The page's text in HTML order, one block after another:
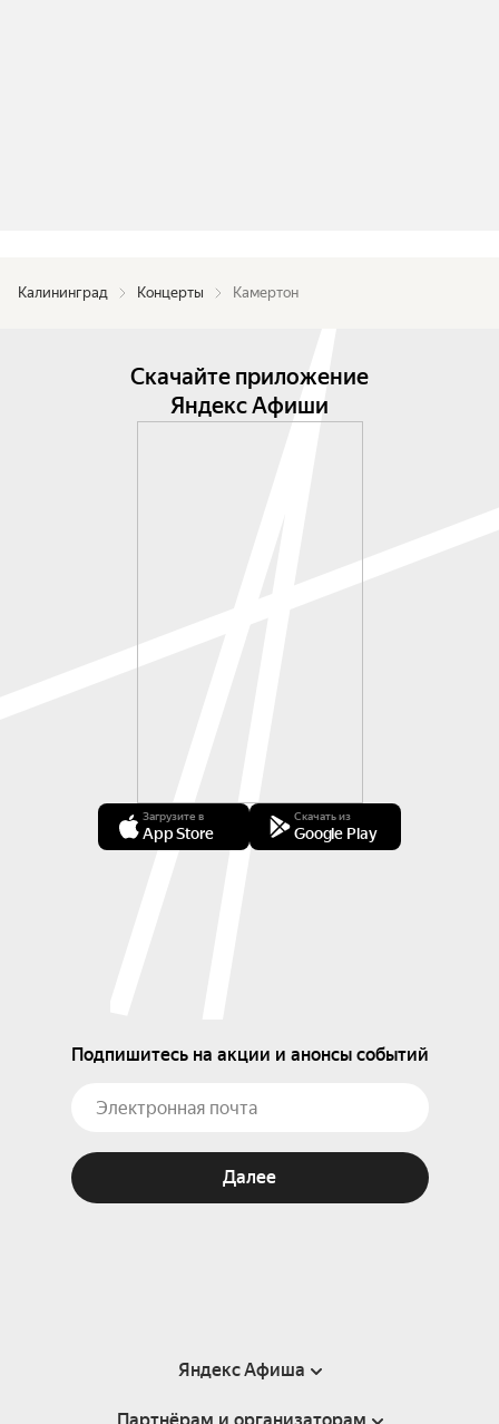
Калининград Концерты Камертон
Скачайте приложение
Яндекс Афиши
Загрузите в
App Store
Скачать из
Google Play
Подпишитесь на акции и анонсы событий
Далее
Яндекс Афиша
Справка